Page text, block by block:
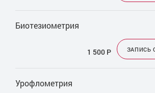
Биотезиометрия
1 500 Р ЗАПИСЬ
Урофлометрия